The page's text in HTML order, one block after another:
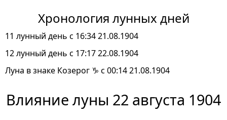
Хронология лунных дней
11 лунный день с 16:34 21.08.1904
12 лунный день с 17:17 22.08.1904
Луна в знаке Козерог ♑ с 00:14 21.08.1904
Влияние луны 22 августа 1904